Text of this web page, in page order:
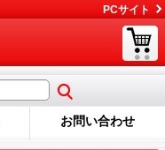
PCサイト
お問い合わせ